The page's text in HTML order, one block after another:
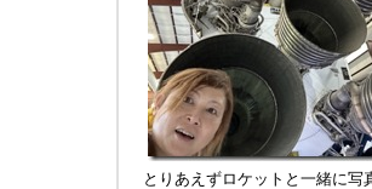
とりあえずロケットと一緒に写